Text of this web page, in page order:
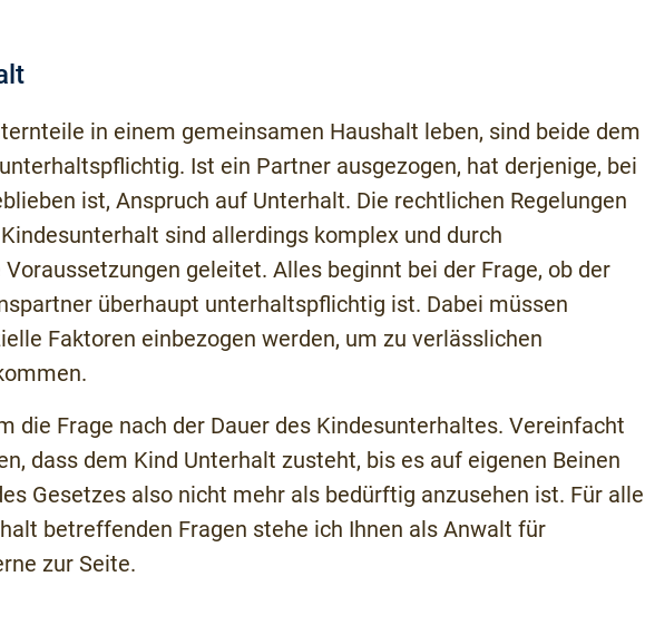
in einem gemeinsamen Haushalt leben, sind beide dem
Ist ein Partner ausgezogen, hat derjenige, bei
ist, Anspruch auf Unterhalt. Die rechtlichen Regelungen
sind allerdings komplex und durch
geleitet. Alles beginnt bei der Frage, ob der
überhaupt unterhaltspflichtig ist. Dabei müssen
Faktoren einbezogen werden, um zu verlässlichen
die Frage nach der Dauer des Kindesunterhaltes. Vereinfacht
dass dem Kind Unterhalt zusteht, bis es auf eigenen Beinen
Gesetzes also nicht mehr als bedürftig anzusehen ist. Für alle
betreffenden Fragen stehe ich Ihnen als Anwalt für
zur Seite.